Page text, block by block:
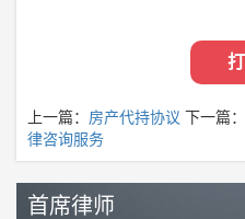
上一篇： 房产代持协议 下一篇：
律咨询服务
首席律师